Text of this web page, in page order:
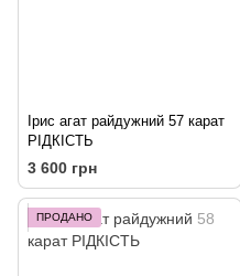
Ірис агат райдужний 57 карат
РІДКІСТЬ
3 600 грн
ПРОДАНО